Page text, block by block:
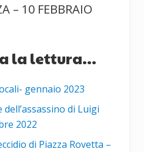
– 10 FEBBRAIO
la lettura...
gennaio 2023
di Luigi
2022
di Piazza Rovetta –